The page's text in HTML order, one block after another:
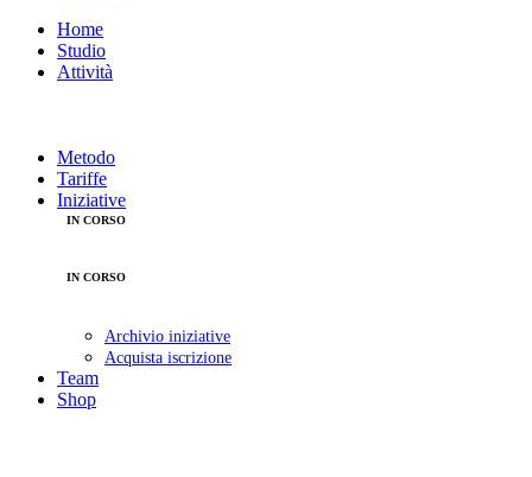
Home
Studio
Attività
Metodo
Tariffe
Iniziative
IN CORSO
IN CORSO
Archivio iniziative
Acquista iscrizione
Team
Shop